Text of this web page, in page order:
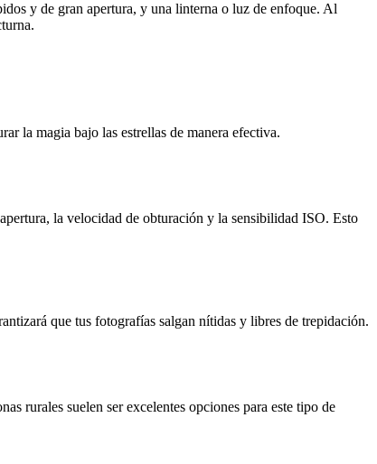
y de gran apertura, y una linterna o luz de enfoque. Al
la magia bajo las estrellas de manera efectiva.
la velocidad de obturación y la sensibilidad ISO. Esto
que tus fotografías salgan nítidas y libres de trepidación.
rurales suelen ser excelentes opciones para este tipo de